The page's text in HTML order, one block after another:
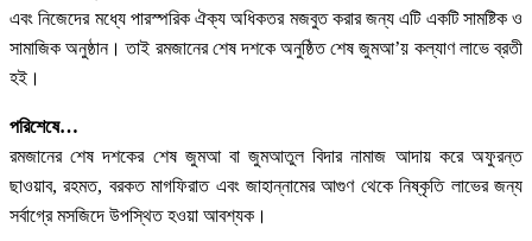
এবং নিজেদের মধ্যে পারস্পরিক ঐক্য অধিকতর মজবুত করার জন্য এটি একটি সামষ্টিক ও
সামাজিক অনুষ্ঠান। তাই রমজানের শেষ দশকে অনুষ্ঠিত শেষ জুমআ’য় কল্যাণ লাভে ব্রতী
হই।
পরিশেষে…
রমজানের শেষ দশকের শেষ জুমআ বা জুমআতুল বিদার নামাজ আদায় করে অফুরন্ত
ছাওয়াব, রহমত, বরকত মাগফিরাত এবং জাহান্নামের আগুণ থেকে নিষ্কৃতি লাভের জন্য
সর্বাগ্রে মসজিদে উপস্থিত হওয়া আবশ্যক।